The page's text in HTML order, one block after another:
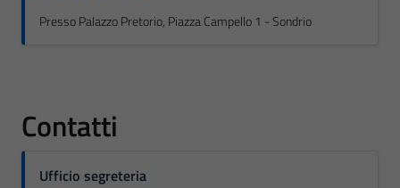
Presso Palazzo Pretorio, Piazza Campello 1 - Sondrio
Contatti
Ufficio segreteria